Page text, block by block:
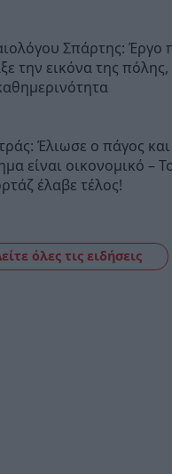
Σπάρτης: Έργο
την εικόνα της
Έλιωσε ο πάγος και
είναι οικονομικό –
έλαβε τέλος!
όλες τις ειδήσεις